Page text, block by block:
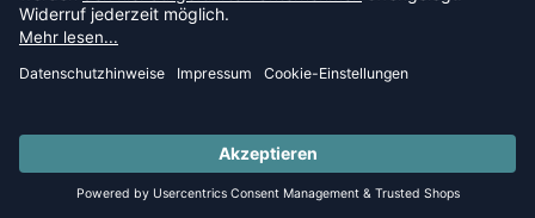
LAST PIECES: Bekleidung - Spare bis zu 65%